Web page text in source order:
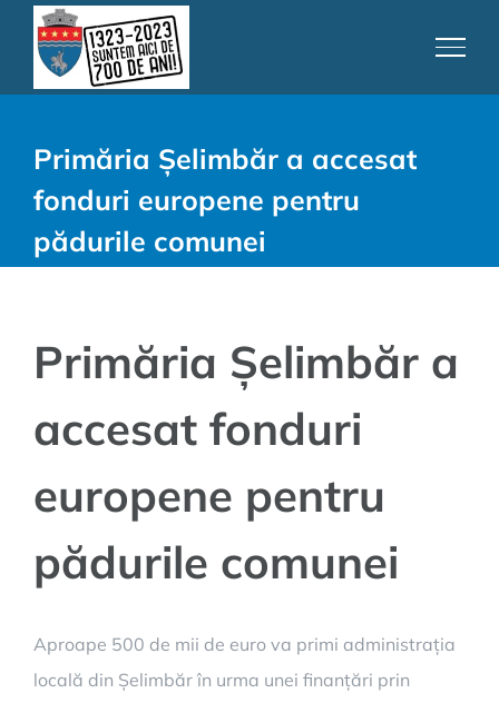
content
Primăria Șelimbăr a accesat
fonduri europene pentru
pădurile comunei
Primăria Șelimbăr a
accesat fonduri
europene pentru
pădurile comunei
Aproape 500 de mii de euro va primi administrația
locală din Șelimbăr în urma unei finanțări prin